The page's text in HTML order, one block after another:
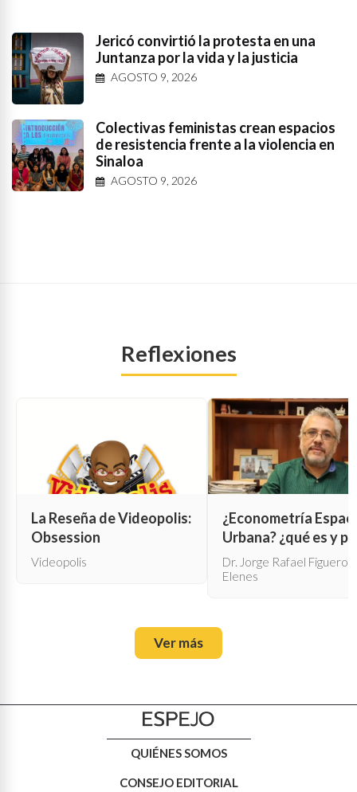
Jericó convirtió la protesta en una
Juntanza por la vida y la justicia
AGOSTO 9, 2026
Colectivas feministas crean espacios
de resistencia frente a la violencia en
Sinaloa
AGOSTO 9, 2026
Reflexiones
La Reseña de Videopolis:
Obsession
Videopolis
¿Econometría
Urbana? ¿qué es y
qué sirve?
Dr. Jorge Rafael Figueroa
Elenes
Ver más
QUIÉNES SOMOS
CONSEJO EDITORIAL